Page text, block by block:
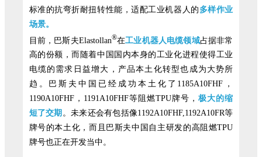
标准的抗弯折耐扭转性能，适配工业机器人的 多样作业
场景。
目前，巴斯夫Elastollan®在工业机器人电缆领域占据非常
高的份额，而随着中国国内本身的工业化进程使得工业
电缆的需求日益增大，产品本土化转型也成为大势所
趋。巴斯夫中国已经成功本土化了1185A10FHF，
1190A10FHF，1191A10FHF等阻燃TPU牌号，极大的缩
短了交期 。未来还会有包括像1192A10FHF,1192A10FR等
牌号的本土化，而且巴斯夫中国自主研发的高阻燃TPU
牌号也正在开发当中。